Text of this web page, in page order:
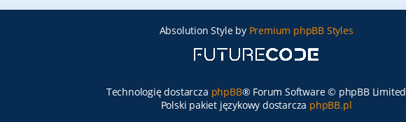
Absolution Style by Premium phpBB Styles
Technologię dostarcza phpBB® Forum Software © phpBB Limited
Polski pakiet językowy dostarcza phpBB.pl